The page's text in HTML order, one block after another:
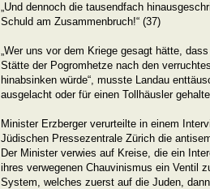
„Und dennoch die tausendfach
Schuld am Zusammenbruch!“ (37)
„Wer uns vor dem Kriege gesagt hätte,
Stätte der Pogromhetze nach den
hinabsinken würde“, musste Landau
ausgelacht oder für einen Tollhäusler
Minister Erzberger verurteilte in einem
Jüdischen Pressezentrale Zürich die
Der Minister verwies auf Kreise, die ein
ihres verwegenen Chauvinismus ein Ventil
System, welches zuerst auf die Juden,